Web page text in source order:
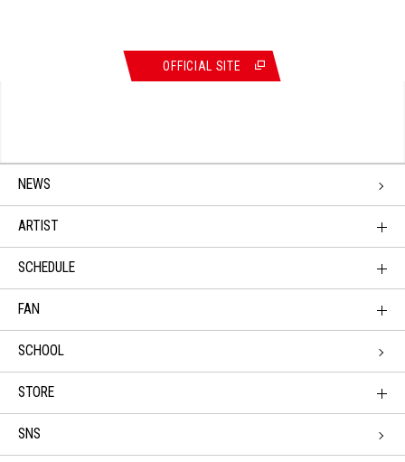
OFFICIAL SITE
NEWS
ARTIST
SCHEDULE
FAN
SCHOOL
STORE
SNS